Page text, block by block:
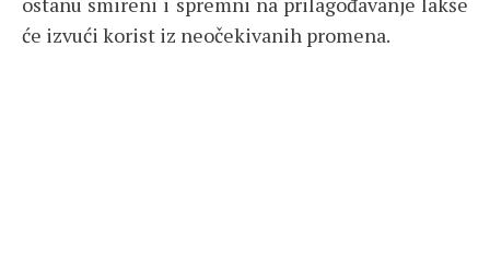
će izvući korist iz neočekivanih promena.